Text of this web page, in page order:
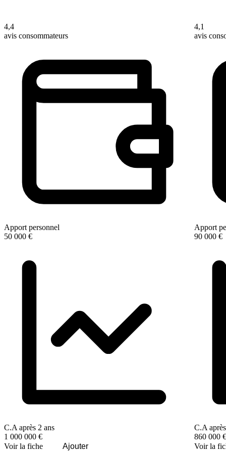
4,4
avis consommateurs
Apport personnel
50 000 €
C.A après 2 ans
1 000 000 €
Voir la fiche
Ajouter
4,1
avis
Apport
90 000 €
C.A
860 000 €
Voir la